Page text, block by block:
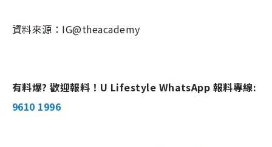
資料來源：IG@theacademy
有料爆? 歡迎報料！U Lifestyle WhatsApp 報料專線:
9610 1996